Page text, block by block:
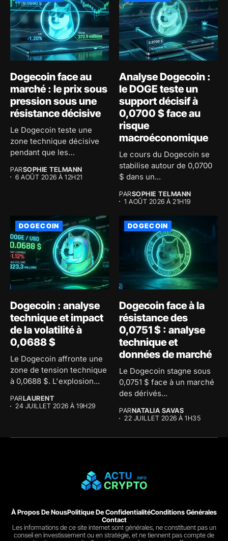
Dogecoin face au
marché : le prix sous
pression sous une
résistance décisive
Le Dogecoin teste une
zone technique décisive
pendant que les
accumulent...
PARSOPHIE TELMANN
6 AOÛT 2026 À 12H21
Analyse Dogecoin :
le DOGE teste un
support décisif à
0,0700 $ face au
risque
macroéconomique
Le cours du Dogecoin se
stabilise autour de 0,0700
$ dans un...
PARSOPHIE TELMANN
1 AOÛT 2026 À 21H19
DOGECOIN
Dogecoin : analyse
technique et impact
de la volatilité à
0,0688 $
Le Dogecoin affronte une
zone de tension technique
à 0,0688 $. L'explosion...
PARLAURENT
24 JUILLET 2026 À 19H29
DOGECOIN
Dogecoin face à la
résistance des
0,0751 $ : analyse
technique et
données de marché
Le Dogecoin stagne sous
0,0751 $ face à un marché
des dérivés...
PARNATALIA SAVAS
22 JUILLET 2026 À 1H35
À Propos De NousPolitique De ConfidentialitéConditions Générales
Contact
Les informations de ce site internet sont générales, ne constituent pas un
conseil en investissement ou en stratégie, et ne tiennent pas compte de